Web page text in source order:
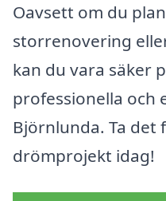
Oavsett om du
storrenovering
kan du vara säker
professionella och
Björnlunda. Ta
drömprojekt idag!